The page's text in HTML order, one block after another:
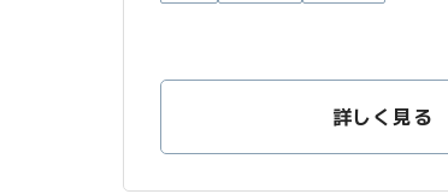
詳しく見る